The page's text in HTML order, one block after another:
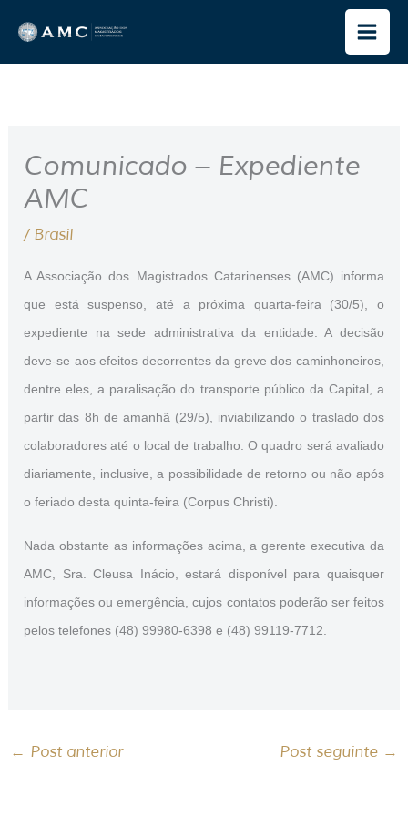
para
o
Comunicado – Expediente
AMC
/ Brasil
A Associação dos Magistrados Catarinenses (AMC) informa
que está suspenso, até a próxima quarta-feira (30/5), o
expediente na sede administrativa da entidade. A decisão
deve-se aos efeitos decorrentes da greve dos caminhoneiros,
dentre eles, a paralisação do transporte público da Capital, a
partir das 8h de amanhã (29/5), inviabilizando o traslado dos
colaboradores até o local de trabalho. O quadro será avaliado
diariamente, inclusive, a possibilidade de retorno ou não após
o feriado desta quinta-feira (Corpus Christi).
Nada obstante as informações acima, a gerente executiva da
AMC, Sra. Cleusa Inácio, estará disponível para quaisquer
informações ou emergência, cujos contatos poderão ser feitos
pelos telefones (48) 99980-6398 e (48) 99119-7712.
← Post anterior Post seguinte →